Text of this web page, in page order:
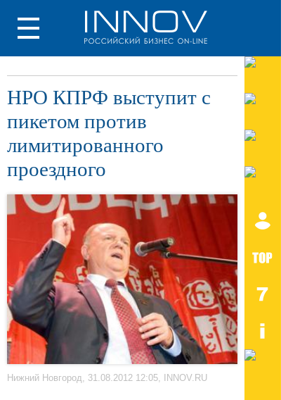
НРО КПРФ выступит с
пикетом против
лимитированного
проездного
Нижний Новгород, 31.08.2012 12:05, INNOV.RU